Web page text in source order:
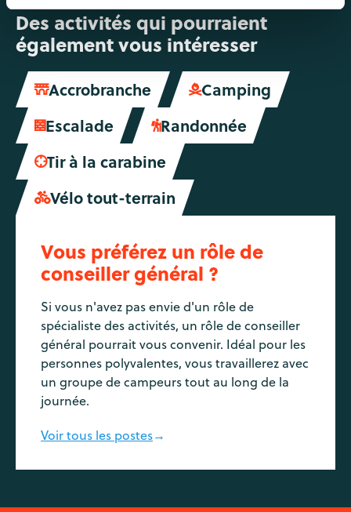
Des activités qui pourraient
également vous intéresser
Accrobranche Camping
Escalade Randonnée
Tir à la carabine
Vélo tout-terrain
Vous préférez un rôle de
conseiller général ?
Si vous n'avez pas envie d'un rôle de
spécialiste des activités, un rôle de conseiller
général pourrait vous convenir. Idéal pour les
personnes polyvalentes, vous travaillerez avec
un groupe de campeurs tout au long de la
journée.
Voir tous les postes→